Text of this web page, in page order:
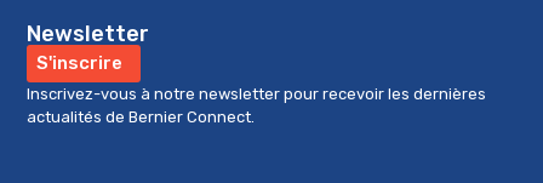
CMA Standoff
VIEW PRODUCT »
Newsletter
S'inscrire
Inscrivez-vous à notre newsletter pour recevoir les dernières
actualités de Bernier Connect.